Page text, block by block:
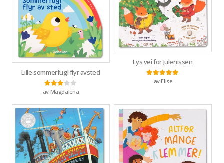
Lille sommerfugl flyr avsted
Vurdert3av 5
av Magdalena
Lys vei for Julenissen
Vurdert5
av Elise